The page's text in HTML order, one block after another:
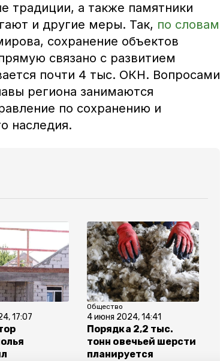
традиции, а также памятники
и другие меры. Так, по словам
сохранение объектов
связано с развитием
почти 4 тыс. ОКН. Вопросами
региона занимаются
по сохранению и
наследия.
17:07
Общество
4 июня 2024, 14:41
Порядка 2,2 тыс.
тонн овечьей шерсти
планируется